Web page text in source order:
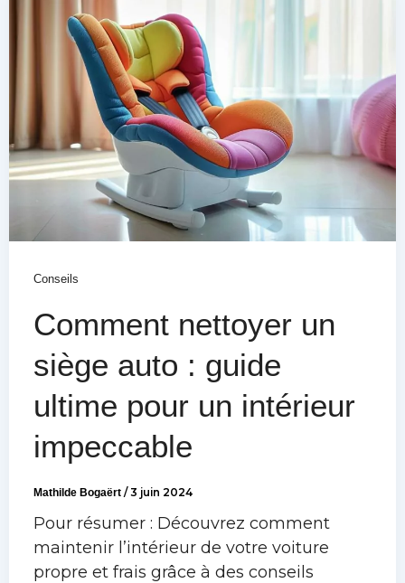
Conseils
Comment nettoyer un
siège auto : guide
ultime pour un intérieur
impeccable
Mathilde Bogaërt / 3 juin 2024
Pour résumer : Découvrez comment
maintenir l’intérieur de votre voiture
propre et frais grâce à des conseils